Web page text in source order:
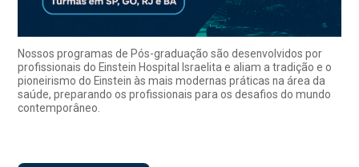
Nossos programas de Pós-graduação são desenvolvidos por
profissionais do Einstein Hospital Israelita e aliam a tradição e o
pioneirismo do Einstein às mais modernas práticas na área da
saúde, preparando os profissionais para os desafios do mundo
contemporâneo.